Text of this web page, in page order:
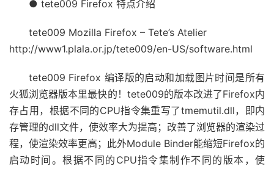
● tete009 Firefox 特点介绍
tete009 Mozilla Firefox – Tete’s Atelier
http://www1.plala.or.jp/tete009/en-US/software.html
tete009 Firefox 编译版的启动和加载图片时间是所有
火狐浏览器版本里最快的！tete009的版本改进了Firefox内
存占用，根据不同的CPU指令集重写了tmemutil.dll，即内
存管理的dll文件，使效率大为提高；改善了浏览器的渲染过
程，使渲染效率更高；此外Module Binder能缩短Firefox的
启动时间。根据不同的CPU指令集制作不同的版本，使